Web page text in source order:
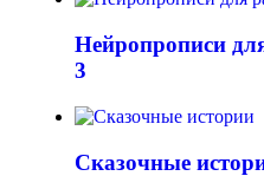
Нейропрописи
3
Сказочные